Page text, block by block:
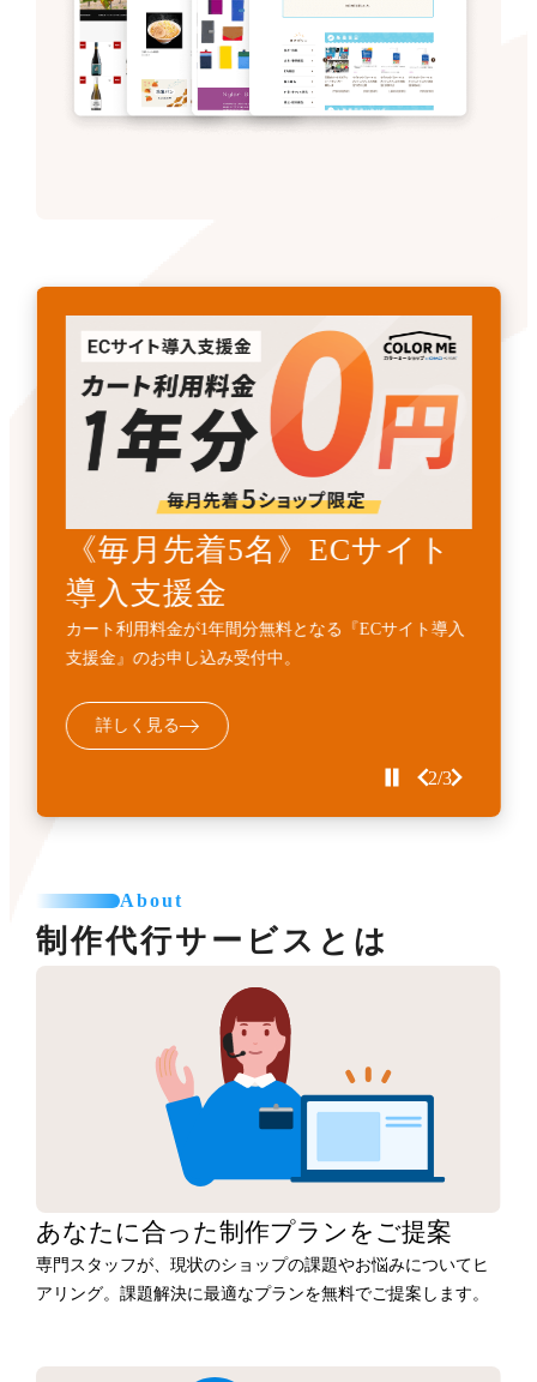
《先着3名》ECサイトリニ
ューアル支援金
カート利用料金1年間無料とECサイト構築費用
10%OFFの『ECサイトサイトリニューアル支援金』受
詳しく見る
《毎月先着5名》ECサイト
導入支援金
カート利用料金が1年間分無料となる『ECサイト導入
支援金』のお申し込み受付中。
詳しく見る
開発・API連携代行サービ
ス
標準機能に加えて、業務フローに合わせた外部連携・
機能追加などの個別開発を代行するサービスです。
詳しく見る
2/3
About
制作代行サービスとは
あなたに合った制作プランをご提案
専門スタッフが、現状のショップの課題やお悩みについてヒ
アリング。課題解決に最適なプランを無料でご提案します。